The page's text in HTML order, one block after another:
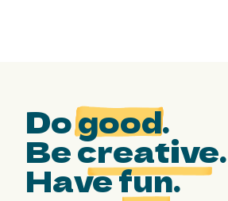
Dogood.
Becreative.
Havefun.